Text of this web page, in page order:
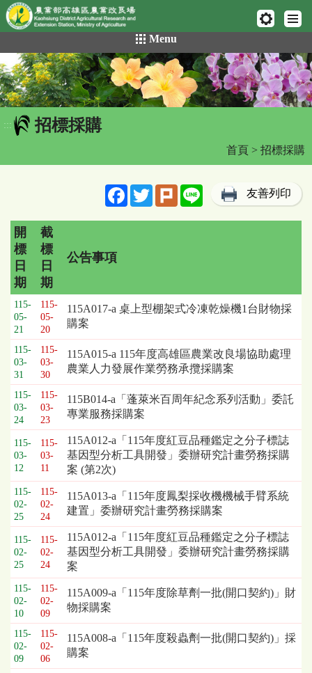
網頁置頂
到
主
要
內
容
區
Menu
::: 招標採購
首頁 > 招標採購
FacebookTwitterPlurk Line 友善列印
招
標
採
購
列
表，
欄
位
依
序
為：
開
日
期、
截
標
日
期、
公
告
事
項
開
標
日
期
截
標
日
期
公告事項
115-
05-
21
115-
05-
20
115A017-a 桌上型棚架式冷凍乾燥機1台財物採
購案
115-
03-
31
115-
03-
30
115A015-a 115年度高雄區農業改良場協助處理
農業人力發展作業勞務承攬採購案
115-
03-
24
115-
03-
23
115B014-a「蓬萊米百周年紀念系列活動」委託
專業服務採購案
115-
03-
12
115-
03-
11
115A012-a「115年度紅豆品種鑑定之分子標誌
基因型分析工具開發」委辦研究計畫勞務採購
案 (第2次)
115-
02-
25
115-
02-
24
115A013-a「115年度鳳梨採收機機械手臂系統
建置」委辦研究計畫勞務採購案
115-
02-
25
115-
02-
24
115A012-a「115年度紅豆品種鑑定之分子標誌
基因型分析工具開發」委辦研究計畫勞務採購
案
115-
02-
10
115-
02-
09
115A009-a「115年度除草劑一批(開口契約)」財
物採購案
115-
02-
09
115-
02-
06
115A008-a「115年度殺蟲劑一批(開口契約)」採
購案